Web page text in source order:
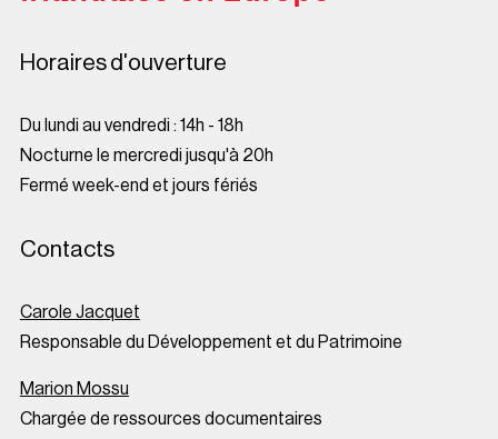
Horaires d'ouverture
Du lundi au vendredi : 14h - 18h
Nocturne le mercredi jusqu'à 20h
Fermé week-end et jours fériés
Contacts
Carole Jacquet
Responsable du Développement et du Patrimoine
Marion Mossu
Chargée de ressources documentaires